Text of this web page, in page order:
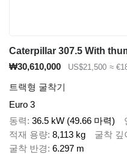
Caterpillar 307.5 With
₩30,610,000
US$21,500 ≈
트랙형 굴착기
Euro 3
동력 36.5 kW (49.66 마력)
적재 용량 8,113 kg 굴착 깊
굴착 반경 6.297 m